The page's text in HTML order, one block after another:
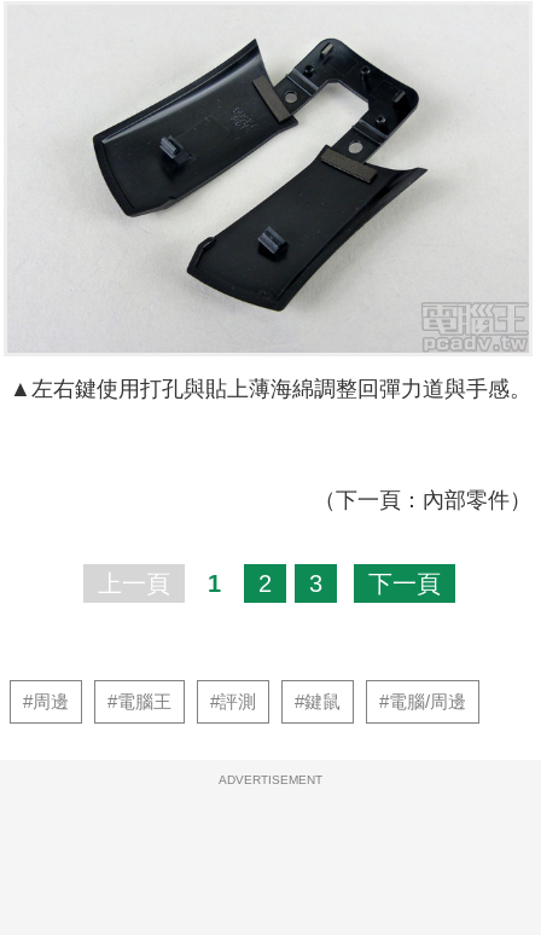
▲左右鍵使用打孔與貼上薄海綿調整回彈力道與手感。
（下一頁：內部零件）
上一頁 1 2 3 下一頁
#周邊 #電腦王 #評測 #鍵鼠 #電腦/周邊
ADVERTISEMENT